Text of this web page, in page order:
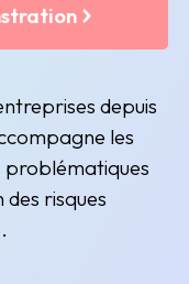
depuis
les
problématiques
risques